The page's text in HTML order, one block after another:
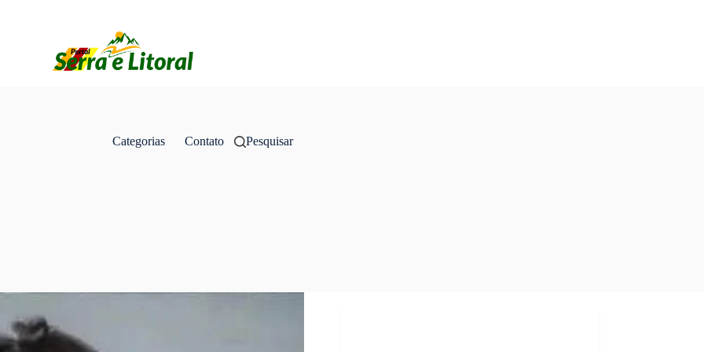
Categorias Contato Pesquisar